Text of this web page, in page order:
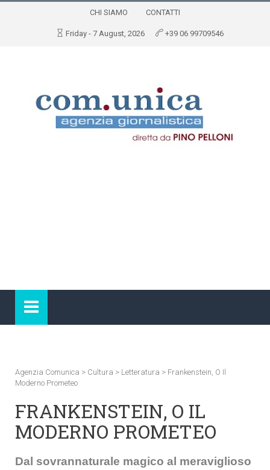
CHI SIAMO CONTATTI
Friday - 7 August, 2026 +39 06 99709546
Agenzia Comunica > Cultura > Letteratura > Frankenstein, O Il
Moderno Prometeo
FRANKENSTEIN, O IL
MODERNO PROMETEO
Dal sovrannaturale magico al meraviglioso